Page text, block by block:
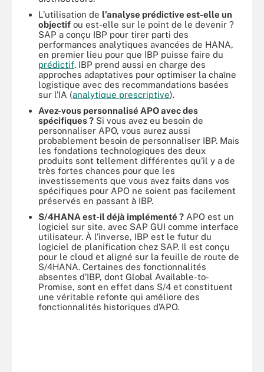
L’utilisation de l’analyse prédictive est-elle un
objectif ou est-elle sur le point de le devenir ?
SAP a conçu IBP pour tirer parti des
performances analytiques avancées de HANA,
en premier lieu pour que IBP puisse faire du
prédictif. IBP prend aussi en charge des
approches adaptatives pour optimiser la chaîne
logistique avec des recommandations basées
sur l’IA (analytique prescriptive).
Avez-vous personnalisé APO avec des
spécifiques ? Si vous avez eu besoin de
personnaliser APO, vous aurez aussi
probablement besoin de personnaliser IBP. Mais
les fondations technologiques des deux
produits sont tellement différentes qu’il y a de
très fortes chances pour que les
investissements que vous avez faits dans vos
spécifiques pour APO ne soient pas facilement
préservés en passant à IBP.
S/4HANA est-il déjà implémenté ? APO est un
logiciel sur site, avec SAP GUI comme interface
utilisateur. À l’inverse, IBP est le futur du
logiciel de planification chez SAP. Il est conçu
pour le cloud et aligné sur la feuille de route de
S/4HANA. Certaines des fonctionnalités
absentes d’IBP, dont Global Available-to-
Promise, sont en effet dans S/4 et constituent
une véritable refonte qui améliore des
fonctionnalités historiques d’APO.